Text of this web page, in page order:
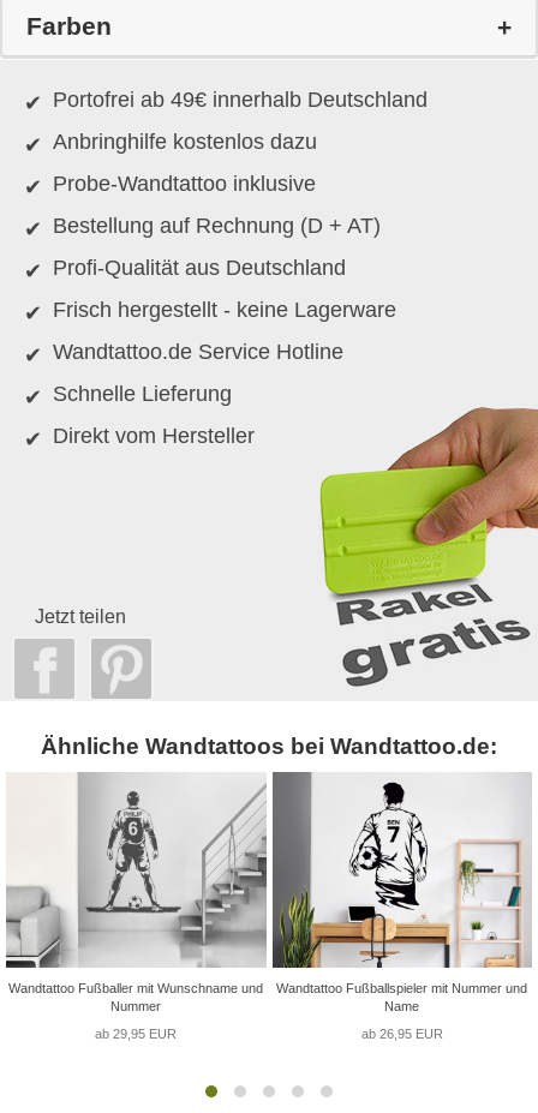
Farben
Portofrei ab 49€ innerhalb Deutschland
Anbringhilfe kostenlos dazu
Probe-Wandtattoo inklusive
Bestellung auf Rechnung (D + AT)
Profi-Qualität aus Deutschland
Frisch hergestellt - keine Lagerware
Wandtattoo.de Service Hotline
Schnelle Lieferung
Direkt vom Hersteller
Jetzt teilen
Ähnliche Wandtattoos bei Wandtattoo.de:
Wandtattoo Fußballer mit Wunschname und
Nummer
ab 29,95 EUR
Wandtattoo Fußballspieler mit Nummer und
Name
ab 26,95 EUR